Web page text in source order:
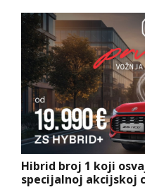
Hibrid broj 1 koji
specijalnoj akcijskoj